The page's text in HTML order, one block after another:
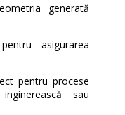
generată
asigurarea
pentru procese
sau